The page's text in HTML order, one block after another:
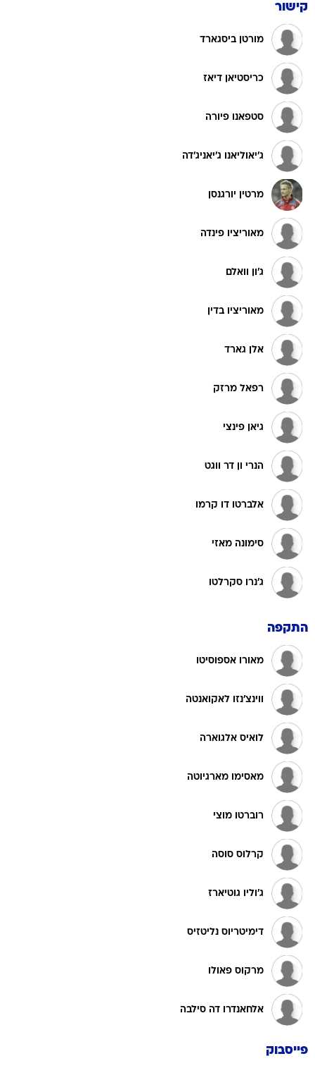
קישור
מורטן ביסגארד
כריסטיאן דיאז
סטפאנו פיורה
ג'יאוליאנו ג'יאניג'דה
מרטין יורגנסן
מאוריציו פינדה
ג'ון וואלם
מאוריציו בדין
אלן גארד
רפאל מרזק
גיאן פינצי
הנרי ון דר ווגט
אלברטו דו קרמו
סימונה מאזי
ג'נרו סקרלטו
התקפה
מאורו אספוסיטו
ווינצ'נזו לאקואנטה
לואיס אלגוארה
מאסימו מארגיוטה
רוברטו מוצי
קרלוס סוסה
ג'וליו גוטיארז
דימיטריוס נליטזיס
מרקוס פאולו
אלחאנדרו דה סילבה
פייסבוק